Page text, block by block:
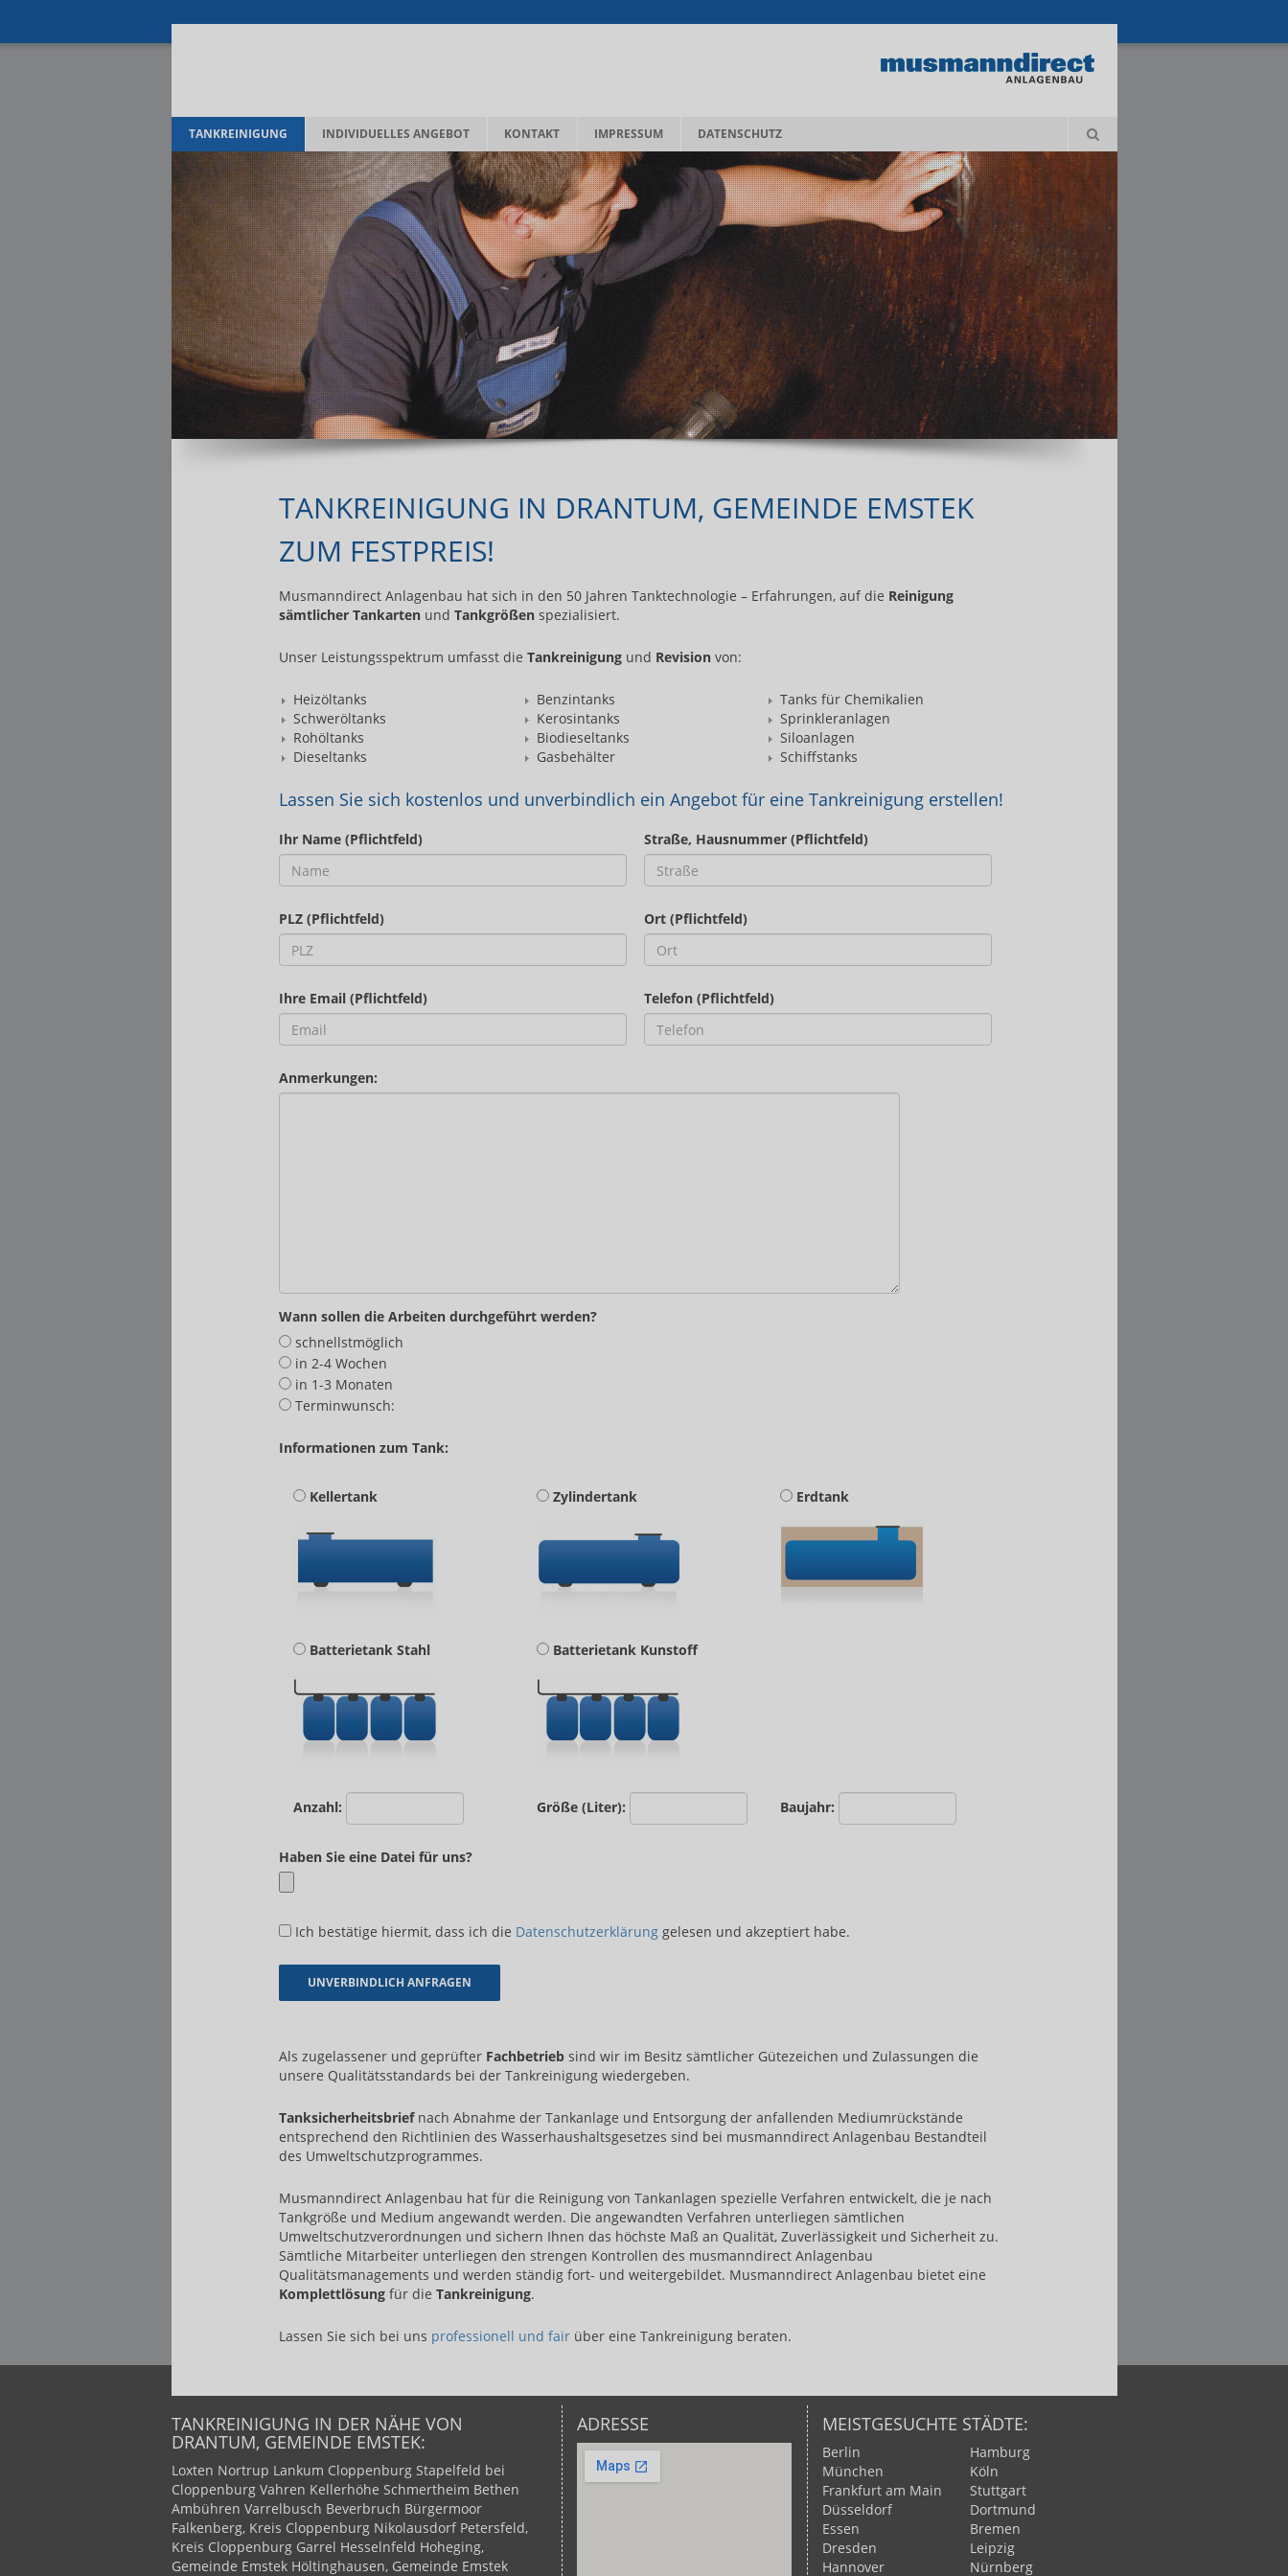
TANKREINIGUNG INDIVIDUELLES ANGEBOT KONTAKT IMPRESSUM DATENSCHUTZ
TANKREINIGUNG IN DRANTUM, GEMEINDE EMSTEK
ZUM FESTPREIS!
Musmanndirect Anlagenbau hat sich in den 50 Jahren Tanktechnologie – Erfahrungen, auf die Reinigung
sämtlicher Tankartenund Tankgrößenspezialisiert.
Unser Leistungsspektrum umfasst die Tankreinigungund Revisionvon:
Heizöltanks
Schweröltanks
Rohöltanks
Dieseltanks
Benzintanks
Kerosintanks
Biodieseltanks
Gasbehälter
Tanks für Chemikalien
Sprinkleranlagen
Siloanlagen
Schiffstanks
Lassen Sie sich kostenlos und unverbindlich ein Angebot für eine Tankreinigung erstellen!
Ihr Name (Pflichtfeld) Straße, Hausnummer (Pflichtfeld)
PLZ (Pflichtfeld) Ort (Pflichtfeld)
Ihre Email (Pflichtfeld) Telefon (Pflichtfeld)
Anmerkungen:
Wann sollen die Arbeiten durchgeführt werden?
schnellstmöglich
in 2-4 Wochen
in 1-3 Monaten
Terminwunsch:
Informationen zum Tank:
Kellertank Zylindertank Erdtank
Batterietank Stahl Batterietank Kunstoff
Anzahl: Größe (Liter): Baujahr:
Haben Sie eine Datei für uns?
Ich bestätige hiermit, dass ich die Datenschutzerklärunggelesen und akzeptiert habe.
Als zugelassener und geprüfter Fachbetriebsind wir im Besitz sämtlicher Gütezeichen und Zulassungen die
unsere Qualitätsstandards bei der Tankreinigung wiedergeben.
Tanksicherheitsbriefnach Abnahme der Tankanlage und Entsorgung der anfallenden Mediumrückstände
entsprechend den Richtlinien des Wasserhaushaltsgesetzes sind bei musmanndirect Anlagenbau Bestandteil
des Umweltschutzprogrammes.
Musmanndirect Anlagenbau hat für die Reinigung von Tankanlagen spezielle Verfahren entwickelt, die je nach
Tankgröße und Medium angewandt werden. Die angewandten Verfahren unterliegen sämtlichen
Umweltschutzverordnungen und sichern Ihnen das höchste Maß an Qualität, Zuverlässigkeit und Sicherheit zu.
Sämtliche Mitarbeiter unterliegen den strengen Kontrollen des musmanndirect Anlagenbau
Qualitätsmanagements und werden ständig fort- und weitergebildet. Musmanndirect Anlagenbau bietet eine
Komplettlösungfür die Tankreinigung.
Lassen Sie sich bei uns ​ professionell und fair​über eine Tankreinigung beraten.
TANKREINIGUNG IN DER NÄHE VON
DRANTUM, GEMEINDE EMSTEK:
Loxten Nortrup Lankum Cloppenburg Stapelfeld bei
Cloppenburg Vahren Kellerhöhe Schmertheim Bethen
Ambühren Varrelbusch Beverbruch Bürgermoor
Falkenberg, Kreis Cloppenburg Nikolausdorf Petersfeld,
Kreis Cloppenburg Garrel Hesselnfeld Hoheging,
Gemeinde Emstek Höltinghausen, Gemeinde Emstek
ADRESSE MEISTGESUCHTE STÄDTE:
Berlin
München
Frankfurt am Main
Düsseldorf
Essen
Dresden
Hannover
Hamburg
Köln
Stuttgart
Dortmund
Bremen
Leipzig
Nürnberg